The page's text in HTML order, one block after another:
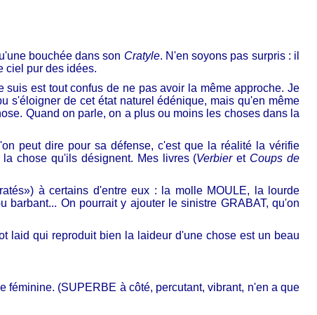
bouchée dans son Cratyle. N'en soyons pas surpris : il
ciel pur des idées.
est tout confus de ne pas avoir la même approche. Je
s'éloigner de cet état naturel édénique, mais qu'en même
Quand on parle, on a plus ou moins les choses dans la
peut dire pour sa défense, c'est que la réalité la vérifie
chose qu'ils désignent. Mes livres (Verbieret Coups de
à certains d'entre eux : la molle MOULE, la lourde
On pourrait y ajouter le sinistre GRABAT, qu'on
laid qui reproduit bien la laideur d'une chose est un beau
féminine. (SUPERBE à côté, percutant, vibrant, n'en a que